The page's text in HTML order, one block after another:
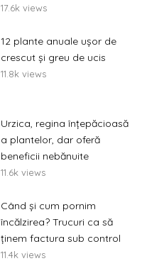
17.6k views
12 plante anuale ușor de
crescut și greu de ucis
11.8k views
Urzica, regina înțepăcioasă
a plantelor, dar oferă
beneficii nebănuite
11.6k views
Când și cum pornim
încălzirea? Trucuri ca să
ținem factura sub control
11.4k views